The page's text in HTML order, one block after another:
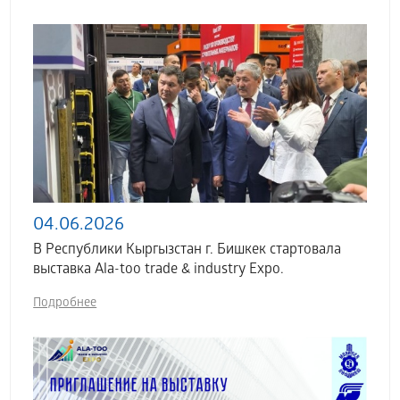
04.06.2026
В Республики Кыргызстан г. Бишкек стартовала
выставка Аla-too trade & industry Expo.
Подробнее